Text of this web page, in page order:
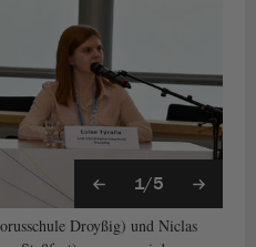
1/5
Droyßig) und Niclas